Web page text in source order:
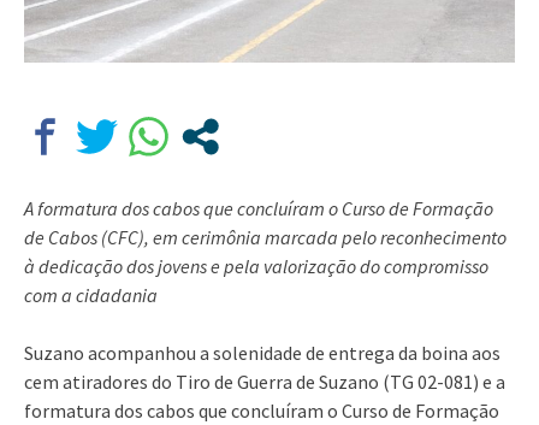
A formatura dos cabos que concluíram o Curso de Formação
de Cabos (CFC), em cerimônia marcada pelo reconhecimento
à dedicação dos jovens e pela valorização do compromisso
com a cidadania
Suzano acompanhou a solenidade de entrega da boina aos
cem atiradores do Tiro de Guerra de Suzano (TG 02-081) e a
formatura dos cabos que concluíram o Curso de Formação